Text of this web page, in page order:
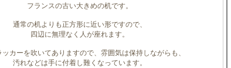
フランスの古い大きめの机です。
通常の机よりも正方形に近い形ですので、
四辺に無理なく人が座れます。
ッカーを吹いてありますので、雰囲気は保持しながらも、
汚れなどは手に付着し難くなっています。